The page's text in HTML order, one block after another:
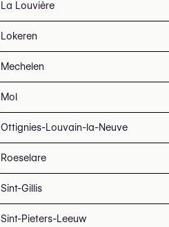
La Louvière
Lokeren
Mechelen
Mol
Ottignies-Louvain-la-Neuve
Roeselare
Sint-Gillis
Sint-Pieters-Leeuw